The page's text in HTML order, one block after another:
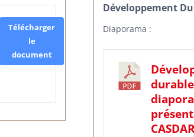
Télécharger
le
document
Développement
Diaporama :